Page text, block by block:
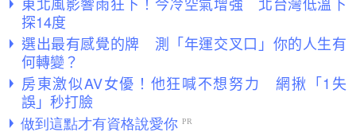
探14度
選出最有感覺的牌 測「年運交叉口」你的人生有
何轉變？
房東激似AV女優！他狂喊不想努力 網揪「1失
誤」秒打臉